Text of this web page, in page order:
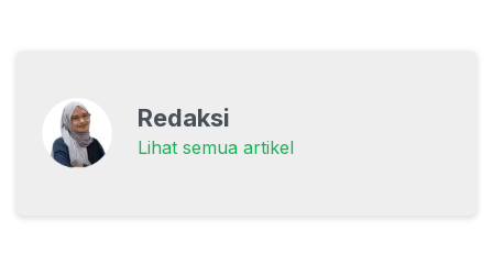
Redaksi
Lihat semua artikel